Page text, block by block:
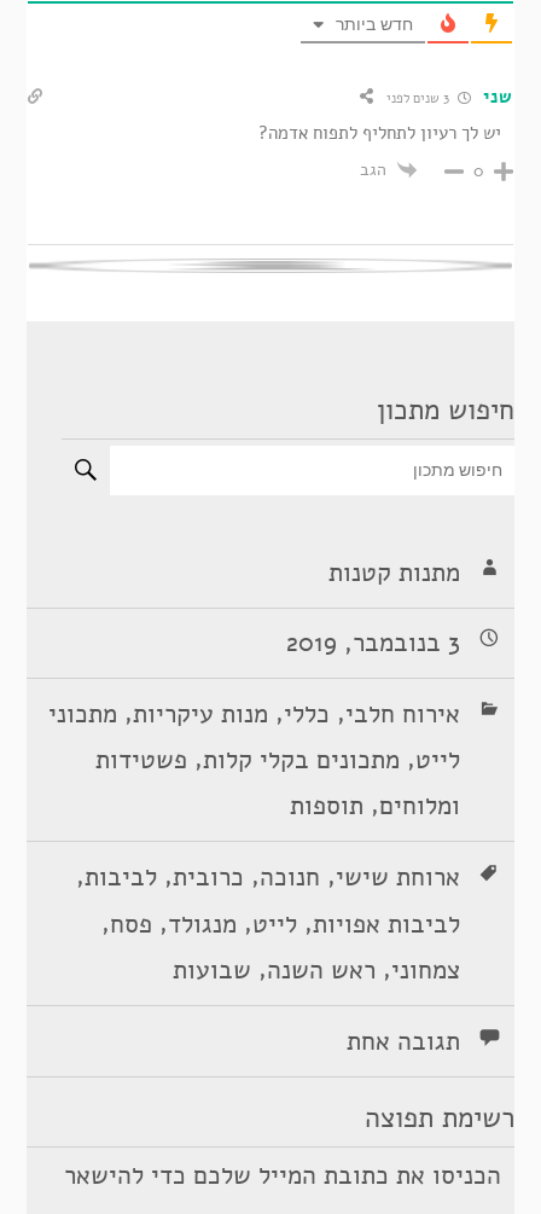
חדש ביותר
שני
יש לך רעיון לתחליף לתפוח אדמה?
0 הגב
חיפוש מתכון
מתנות קטנות
3 בנובמבר, 2019
אירוח חלבי, כללי, מנות עיקריות, מתכוני
לייט, מתכונים בקלי קלות, פשטידות
ומלוחים, תוספות
ארוחת שישי, חנוכה, כרובית,לביבות,
לביבות אפויות,לייט, מנגולד, פסח,
צמחוני, ראש השנה, שבועות
תגובה אחת
רשימת תפוצה
הכניסו את כתובת המייל שלכם כדי להישאר